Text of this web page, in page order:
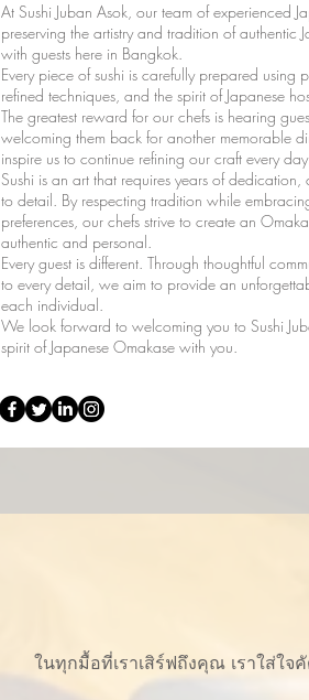
At Sushi Juban Asok, our team of experienced
preserving the artistry and tradition of authentic
with guests here in Bangkok.
Every piece of sushi is carefully prepared using
refined techniques, and the spirit of Japanese
The greatest reward for our chefs is hearing
welcoming them back for another memorable
inspire us to continue refining our craft every
Sushi is an art that requires years of
to detail. By respecting tradition while
preferences, our chefs strive to create an
authentic and personal.
Every guest is different. Through thoughtful
to every detail, we aim to provide an
each individual.
We look forward to welcoming you to Sushi
spirit of Japanese Omakase with you.
ในทุกมื้อที่เราเสิร์ฟถึงคุณ เราใส่ใจ